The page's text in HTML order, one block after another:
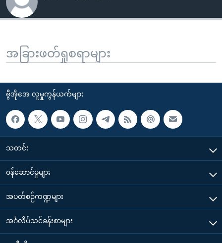
အခြားဖတ်ရှုစရာများ
ဗွီအိုအေ လူမှုကွန်ယက်များ
သတင်း
၀န်ဆောင်မှုများ
အပတ်စဉ်ကဏ္ဍများ
အင်္ဂလိပ်သင်ခန်းစာများ